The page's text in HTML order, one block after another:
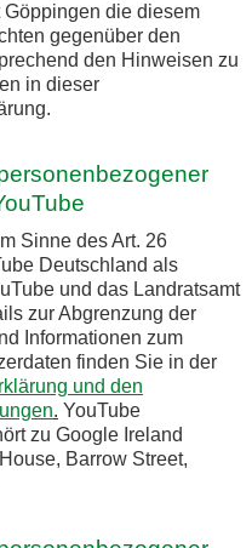
die diesem
gegenüber den
den Hinweisen zu
in dieser
Sinne des Art. 26
Deutschland als
und das Landratsamt
zur Abgrenzung der
Informationen zum
finden Sie in der
und den
. YouTube
zu Google Ireland
Barrow Street,